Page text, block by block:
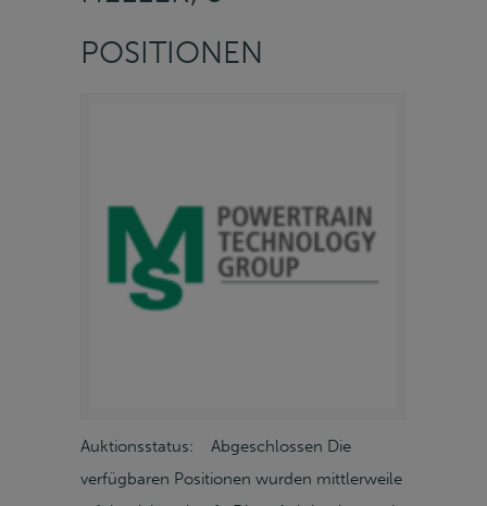
POSITIONEN
Auktionsstatus: Abgeschlossen Die
verfügbaren Positionen wurden mittlerweile